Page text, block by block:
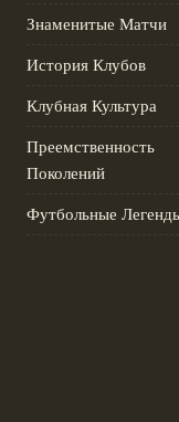
Знаменитые Матчи
История Клубов
Клубная Культура
Преемственность
Поколений
Футбольные